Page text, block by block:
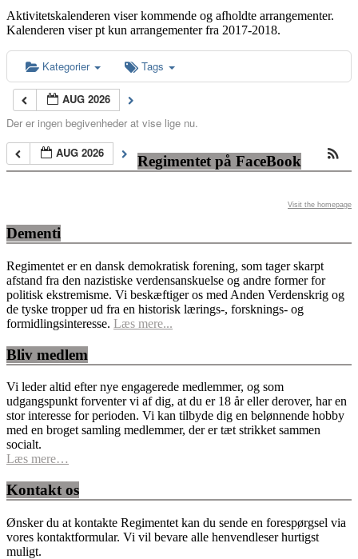
Aktivitetskalenderen viser kommende og afholdte arrangementer.
Kalenderen viser pt kun arrangementer fra 2017-2018.
Kategorier Tags
AUG 2026
Der er ingen begivenheder at vise lige nu.
AUG 2026
Regimentet på FaceBook
Visit the homepage
Dementi
Regimentet er en dansk demokratisk forening, som tager skarpt
afstand fra den nazistiske verdensanskuelse og andre former for
politisk ekstremisme. Vi beskæftiger os med Anden Verdenskrig og
de tyske tropper ud fra en historisk lærings-, forsknings- og
formidlingsinteresse. Læs mere...
Bliv medlem
Vi leder altid efter nye engagerede medlemmer, og som
udgangspunkt forventer vi af dig, at du er 18 år eller derover, har en
stor interesse for perioden. Vi kan tilbyde dig en belønnende hobby
med en broget samling medlemmer, der er tæt strikket sammen
socialt.
Læs mere…
Kontakt os
Ønsker du at kontakte Regimentet kan du sende en forespørgsel via
vores kontaktformular. Vi vil bevare alle henvendleser hurtigst
muligt.